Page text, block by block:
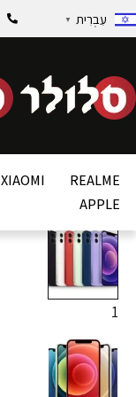
עִבְרִית ▼
REALME
XIAOMI
APPLE
1